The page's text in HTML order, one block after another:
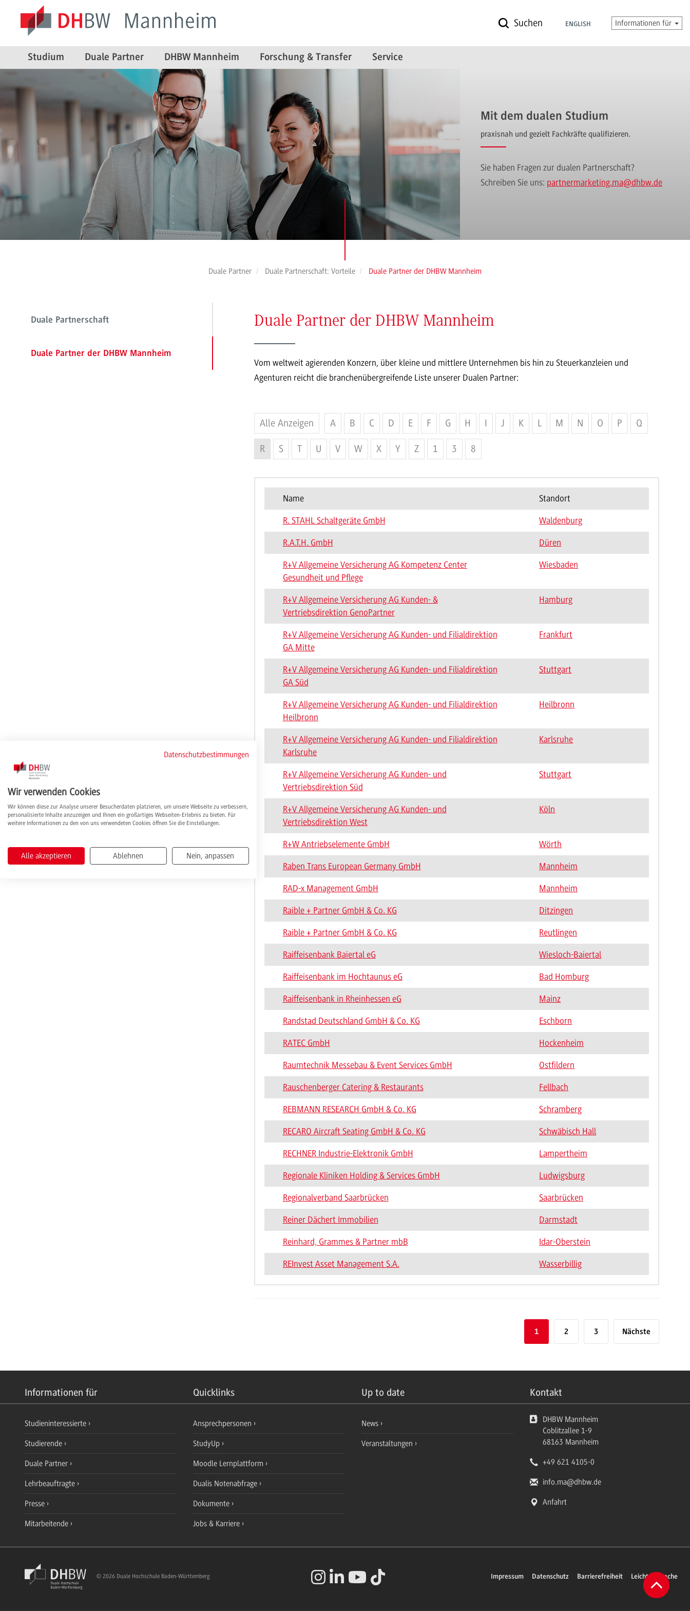
Suchen ENGLISH Informationen für
Studium Duale Partner DHBW Mannheim Forschung & Transfer Service
Mit dem dualen Studium
praxisnah und gezielt Fachkräfte qualifizieren.
Sie haben Fragen zur dualen Partnerschaft?
Schreiben Sie uns: partnermarketing.ma@dhbw.de
Duale Partner Duale Partnerschaft: Vorteile Duale Partner der DHBW Mannheim
Duale Partnerschaft
Duale Partner der DHBW Mannheim
Duale Partner der DHBW Mannheim
Vom weltweit agierenden Konzern, über kleine und mittlere Unternehmen bis hin zu Steuerkanzleien und
Agenturen reicht die branchenübergreifende Liste unserer Dualen Partner:
Alle Anzeigen A B C D E F G H I J K L M N O P Q
R S T U V W X Y Z 1 3 8
Name Standort
R. STAHL Schaltgeräte GmbH Waldenburg
R.A.T.H. GmbH Düren
R+V Allgemeine Versicherung AG Kompetenz Center
Gesundheit und Pflege
Wiesbaden
R+V Allgemeine Versicherung AG Kunden- &
Vertriebsdirektion GenoPartner
Hamburg
R+V Allgemeine Versicherung AG Kunden- und Filialdirektion
GA Mitte
Frankfurt
R+V Allgemeine Versicherung AG Kunden- und Filialdirektion
GA Süd
Stuttgart
R+V Allgemeine Versicherung AG Kunden- und Filialdirektion
Heilbronn
Heilbronn
R+V Allgemeine Versicherung AG Kunden- und Filialdirektion
Karlsruhe
Karlsruhe
R+V Allgemeine Versicherung AG Kunden- und
Vertriebsdirektion Süd
Stuttgart
R+V Allgemeine Versicherung AG Kunden- und
Vertriebsdirektion West
Köln
R+W Antriebselemente GmbH Wörth
Raben Trans European Germany GmbH Mannheim
RAD-x Management GmbH Mannheim
Raible + Partner GmbH & Co. KG Ditzingen
Raible + Partner GmbH & Co. KG Reutlingen
Raiffeisenbank Baiertal eG Wiesloch-Baiertal
Raiffeisenbank im Hochtaunus eG Bad Homburg
Raiffeisenbank in Rheinhessen eG Mainz
Randstad Deutschland GmbH & Co. KG Eschborn
RATEC GmbH Hockenheim
Raumtechnik Messebau & Event Services GmbH Ostfildern
Rauschenberger Catering & Restaurants Fellbach
REBMANN RESEARCH GmbH & Co. KG Schramberg
RECARO Aircraft Seating GmbH & Co. KG Schwäbisch Hall
RECHNER Industrie-Elektronik GmbH Lampertheim
Regionale Kliniken Holding & Services GmbH Ludwigsburg
Regionalverband Saarbrücken Saarbrücken
Reiner Dächert Immobilien Darmstadt
Reinhard, Grammes & Partner mbB Idar-Oberstein
REInvest Asset Management S.A. Wasserbillig
1 2 3 Nächste
Informationen für Quicklinks Up to date Kontakt
Studieninteressierte
Studierende
Duale Partner
Lehrbeauftragte
Presse
Mitarbeitende
Ansprechpersonen
StudyUp
Moodle Lernplattform
Dualis Notenabfrage
Dokumente
Jobs & Karriere
News
Veranstaltungen
DHBW Mannheim
Coblitzallee 1-9
68163 Mannheim
+49 621 4105-0
info.ma@dhbw.de
Anfahrt
Impressum Datenschutz Barrierefreiheit Leichte Sprache
© 2026 Duale Hochschule Baden-Württemberg
Zum
Datenschutzbestimmungen
Wir verwenden Cookies
Wir können diese zur Analyse unserer Besucherdaten platzieren, um unsere Webseite zu verbessern,
personalisierte Inhalte anzuzeigen und Ihnen ein großartiges Webseiten-Erlebnis zu bieten. Für
weitere Informationen zu den von uns verwendeten Cookies öffnen Sie die Einstellungen.
Alle akzeptieren Ablehnen Nein, anpassen